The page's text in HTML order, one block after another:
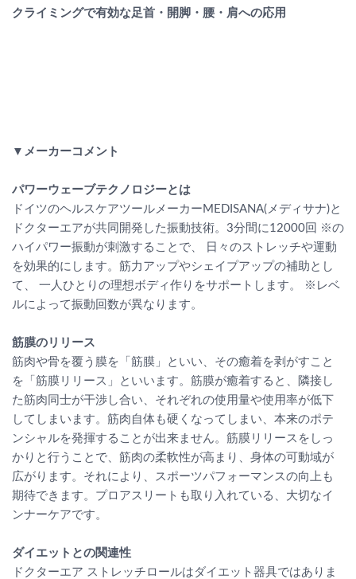
クライミングで有効な足首・開脚・腰・肩への応用
▼メーカーコメント
パワーウェーブテクノロジーとは
ドイツのヘルスケアツールメーカーMEDISANA(メディサナ)と
ドクターエアが共同開発した振動技術。3分間に12000回 ※の
ハイパワー振動が刺激することで、 日々のストレッチや運動
を効果的にします。筋力アップやシェイプアップの補助とし
て、 一人ひとりの理想ボディ作りをサポートします。 ※レベ
ルによって振動回数が異なります。
筋膜のリリース
筋肉や骨を覆う膜を「筋膜」といい、その癒着を剥がすこと
を「筋膜リリース」といいます。筋膜が癒着すると、隣接し
た筋肉同士が干渉し合い、それぞれの使用量や使用率が低下
してしまいます。筋肉自体も硬くなってしまい、本来のポテ
ンシャルを発揮することが出来ません。筋膜リリースをしっ
かりと行うことで、筋肉の柔軟性が高まり、身体の可動域が
広がります。それにより、スポーツパフォーマンスの向上も
期待できます。プロアスリートも取り入れている、大切なイ
ンナーケアです。
ダイエットとの関連性
ドクターエア ストレッチロールはダイエット器具ではありま